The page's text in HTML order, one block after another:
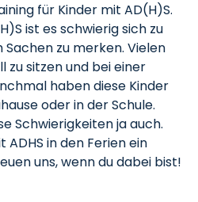
für Kinder mit AD(H)S.
ist es schwierig sich zu
zu merken. Vielen
zu sitzen und bei einer
haben diese Kinder
oder in der Schule.
Schwierigkeiten ja auch.
in den Ferien ein
uns, wenn du dabei bist!